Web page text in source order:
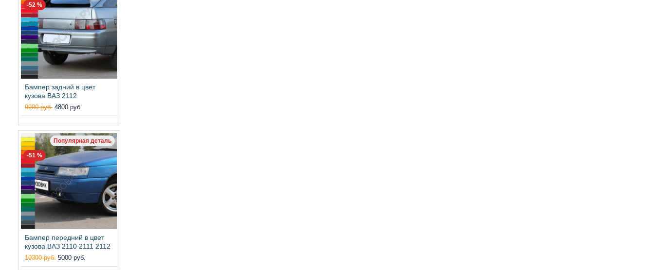
-52 %
Бампер задний в цвет
кузова ВАЗ 2112
9900 руб. 4800 руб.
Популярная деталь
-51 %
Бампер передний в цвет
кузова ВАЗ 2110 2111 2112
10300 руб. 5000 руб.